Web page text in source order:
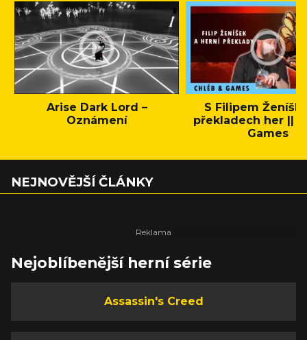
Arise Dark Lord –
Oznámení
S Filipem
překladech her ||
Games
NEJNOVĚJŠÍ ČLÁNKY
Nejoblíbenější herní série
Assassin's Creed